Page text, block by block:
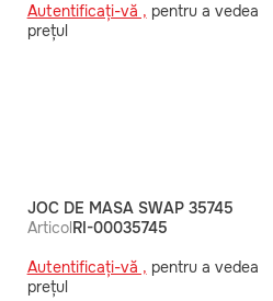
Autentificați-vă , pentru a vedea
prețul
JOC DE MASA SWAP 35745
ArticolRI-00035745
Autentificați-vă , pentru a vedea
prețul